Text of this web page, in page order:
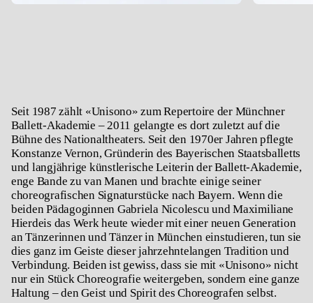
Seit 1987 zählt «Unisono» zum Repertoire der Münchner
Ballett-Akademie – 2011 gelangte es dort zuletzt auf die
Bühne des Nationaltheaters. Seit den 1970er Jahren pflegte
Konstanze Vernon, Gründerin des Bayerischen Staatsballetts
und langjährige künstlerische Leiterin der Ballett-Akademie,
enge Bande zu van Manen und brachte einige seiner
choreografischen Signaturstücke nach Bayern. Wenn die
beiden Pädagoginnen Gabriela Nicolescu und Maximiliane
Hierdeis das Werk heute wieder mit einer neuen Generation
an Tänzerinnen und Tänzer in München einstudieren, tun sie
dies ganz im Geiste dieser jahrzehntelangen Tradition und
Verbindung. Beiden ist gewiss, dass sie mit «Unisono» nicht
nur ein Stück Choreografie weitergeben, sondern eine ganze
Haltung – den Geist und Spirit des Choreografen selbst.